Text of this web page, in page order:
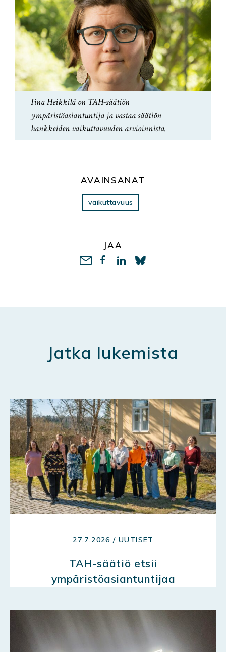
Iina Heikkilä on TAH-säätiön
ympäristöasiantuntija ja vastaa säätiön
hankkeiden vaikuttavuuden arvioinnista.
AVAINSANAT
vaikuttavuus
JAA
LinkedIn
Jatka lukemista
27.7.2026 / UUTISET
TAH-säätiö etsii
ympäristöasiantuntijaa